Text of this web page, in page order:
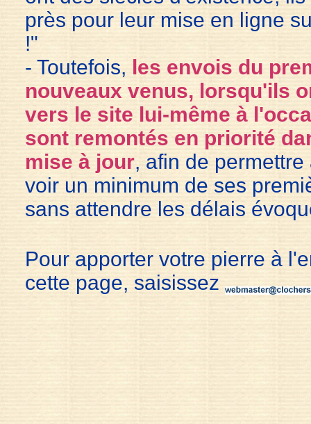
près pour leur mise en ligne
!"
- Toutefois, les envois du
nouveaux venus, lorsqu'ils
vers le site lui-même à
sont remontés en priorité
mise à jour, afin de
voir un minimum de ses
sans attendre les délais
Pour apporter votre pierre à
cette page, saisissez